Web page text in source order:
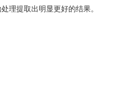
理提取出明显更好的结果。